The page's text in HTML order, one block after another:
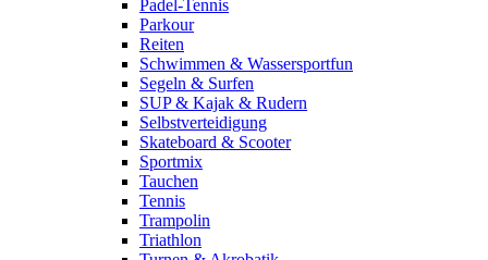
Padel-Tennis
Parkour
Reiten
Schwimmen & Wassersportfun
Segeln & Surfen
SUP & Kajak & Rudern
Selbstverteidigung
Skateboard & Scooter
Sportmix
Tauchen
Tennis
Trampolin
Triathlon